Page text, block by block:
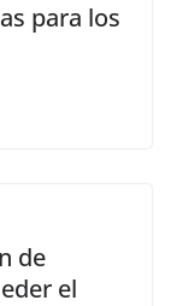
para los
de
el